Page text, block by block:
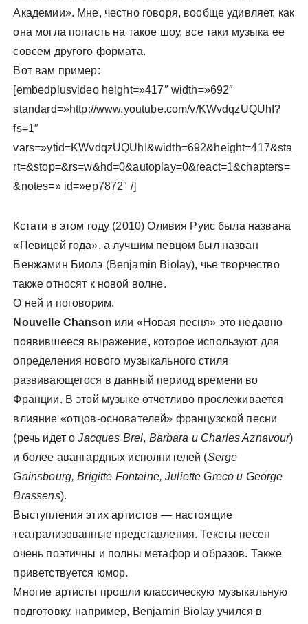
Академии». Мне, честно говоря, вообще удивляет, как
она могла попасть на такое шоу, все таки музыка ее
совсем другого формата.
Вот вам пример:
[embedplusvideo height=»417″ width=»692″
standard=»http://www.youtube.com/v/KWvdqzUQUhI?
fs=1″
vars=»ytid=KWvdqzUQUhI&width=692&height=417&sta
rt=&stop=&rs=w&hd=0&autoplay=0&react=1&chapters=
&notes=» id=»ep7872″ /]
Кстати в этом году (2010) Оливия Руис была названа
«Певицей года», а лучшим певцом был назван
Бенжамин Биолэ (Benjamin Biolay), чье творчество
также относят к новой волне.
О ней и поговорим.
Nouvelle Chanson или «Новая песня» это недавно
появившееся выражение, которое используют для
определения нового музыкального стиля
развивающегося в данный период времени во
Франции. В этой музыке отчетливо прослеживается
влияние «отцов-основателей» французской песни
(речь идет оJacques Brel, Barbara и Charles Aznavour)
и более авангардных исполнителей (Serge
Gainsbourg, Brigitte Fontaine, Juliette Greco и George
Brassens).
Выступления этих артистов — настоящие
театрализованные представления. Тексты песен
очень поэтичны и полны метафор и образов. Также
приветствуется юмор.
Многие артисты прошли классическую музыкальную
подготовку, например, Benjamin Biolay учился в